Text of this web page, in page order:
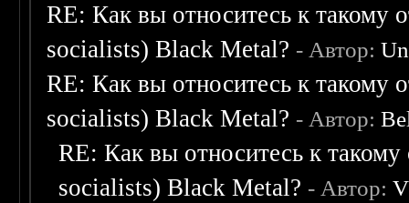
RE: Как вы относитесь к такому
socialists) Black Metal? - Автор:
RE: Как вы относитесь к такому
socialists) Black Metal? - Автор:
RE: Как вы относитесь к
socialists) Black Metal? - Автор: